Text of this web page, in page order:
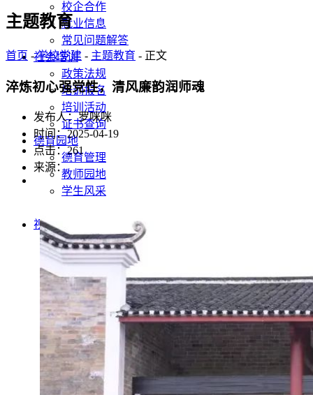
校企合作
就业信息
常见问题解答
社会培训
政策法规
培训报名
培训活动
证书查询
德育园地
德育管理
教师园地
学生风采
视频图片
视频中心
图片中心
主题教育
首页 -学校党建 - 主题教育 - 正文
淬炼初心强党性，清风廉韵润师魂
发布人：罗咪咪
时间：2025-04-19
点击：261
来源：